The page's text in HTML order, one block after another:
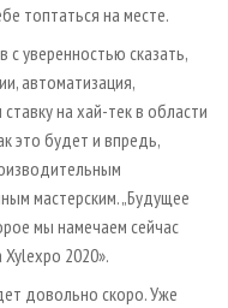
топтаться на месте.
уверенностью сказать,
автоматизация,
на хай-тек в области
это будет и впредь,
мастерским. „Будущее
мы намечаем сейчас
2020».
довольно скоро. Уже